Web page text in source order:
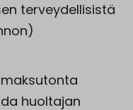
terveydellisistä
huoltajan